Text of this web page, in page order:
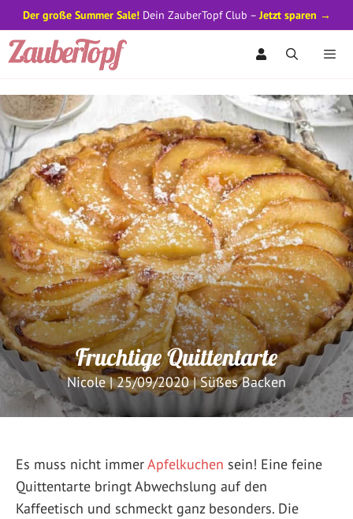
Zum
Inhalt
Fruchtige Quittentarte
Nicole|25/09/2020|Süßes Backen
Es muss nicht immerApfelkuchen sein! Eine feine
Quittentarte bringt Abwechslung auf den
Kaffeetisch und schmeckt ganz besonders. Die
Der große Summer Sale!Dein ZauberTopf Club –Jetzt sparen →